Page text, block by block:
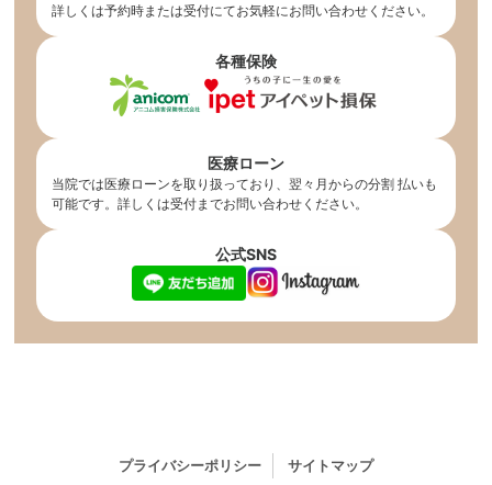
詳しくは予約時または受付にてお気軽にお問い合わせください。
各種保険
医療ローン
当院では医療ローンを取り扱っており、翌々月からの分割 払いも
可能です。詳しくは受付までお問い合わせください。
公式SNS
プライバシーポリシー サイトマップ